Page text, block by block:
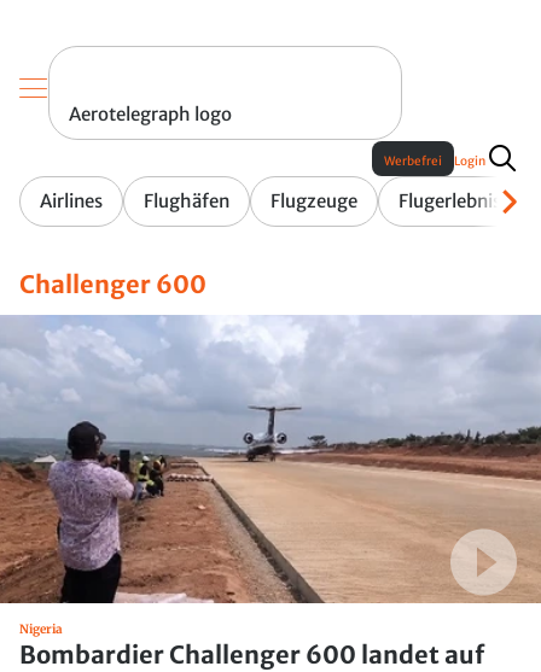
Aerotelegraph logo
Airlines Flughäfen Flugzeuge Flugerlebnis
Werbefrei Login
Challenger 600
Nigeria
Bombardier Challenger 600 landet auf